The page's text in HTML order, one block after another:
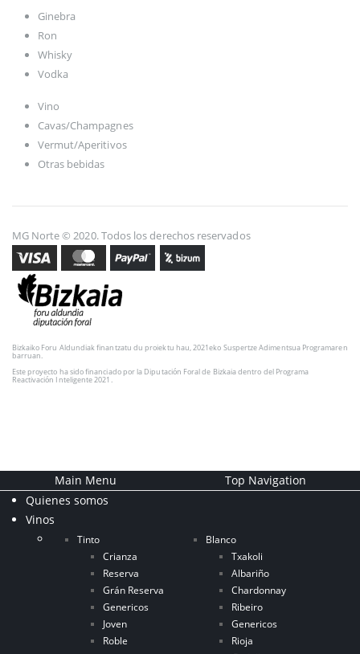
Ginebra
Ron
Whisky
Vodka
Vino
Cavas/Champagnes
Vermut/Aperitivos
Otras bebidas
MG Norte © 2020. Todos los derechos reservados
Bizkaiko Foru Aldundiak finantzatu du proiektu hau, 2021eko Suspertze Adimentsua Programaren
barruan.
Este proyecto ha sido financiado por la Diputación Foral de Bizkaia dentro del Programa
Reactivación Inteligente 2021.
Main Menu
Top Navigation
Quienes somos
Vinos
Tinto
Crianza
Reserva
Grán Reserva
Genericos
Joven
Roble
Blanco
Txakoli
Albariño
Chardonnay
Ribeiro
Genericos
Rioja